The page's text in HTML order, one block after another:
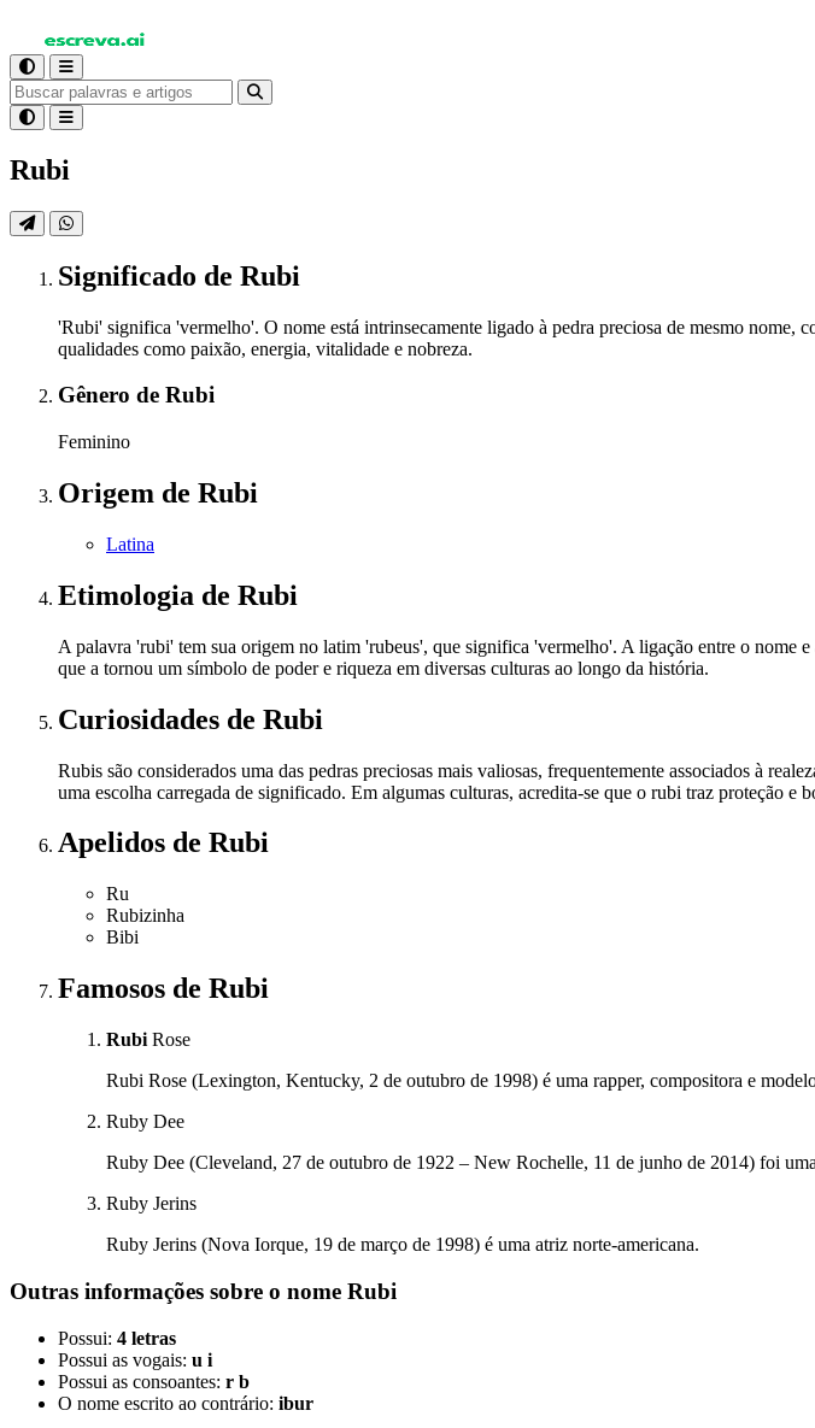
Rubi
Significado de Rubi
'Rubi' significa 'vermelho'. O nome está intrinsecamente ligado à pedra preciosa de mesmo nome,
qualidades como paixão, energia, vitalidade e nobreza.
Gênero de Rubi
Feminino
Origem de Rubi
Latina
Etimologia de Rubi
A palavra 'rubi' tem sua origem no latim 'rubeus', que significa 'vermelho'. A ligação entre o nome
que a tornou um símbolo de poder e riqueza em diversas culturas ao longo da história.
Curiosidades de Rubi
Rubis são considerados uma das pedras preciosas mais valiosas, frequentemente associados à
uma escolha carregada de significado. Em algumas culturas, acredita-se que o rubi traz proteção e
Apelidos de Rubi
Ru
Rubizinha
Bibi
Famosos de Rubi
Rubi Rose
Rubi Rose (Lexington, Kentucky, 2 de outubro de 1998) é uma rapper, compositora e
Ruby Dee
Ruby Dee (Cleveland, 27 de outubro de 1922 – New Rochelle, 11 de junho de 2014) foi
Ruby Jerins
Ruby Jerins (Nova Iorque, 19 de março de 1998) é uma atriz norte-americana.
Outras informações sobre o nome Rubi
Possui: 4 letras
Possui as vogais: u i
Possui as consoantes: r b
O nome escrito ao contrário: ibur